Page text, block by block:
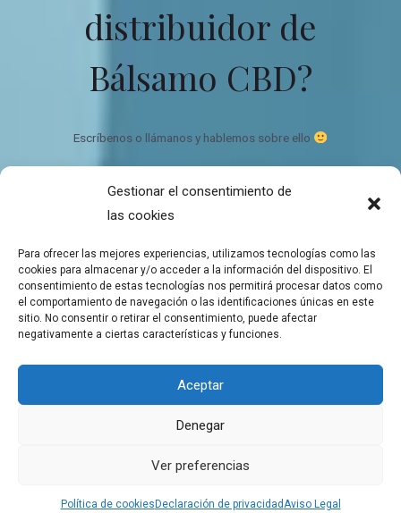
Gestionar el consentimiento de
las cookies
Para ofrecer las mejores experiencias, utilizamos tecnologías como las
cookies para almacenar y/o acceder a la información del dispositivo. El
consentimiento de estas tecnologías nos permitirá procesar datos como
el comportamiento de navegación o las identificaciones únicas en este
sitio. No consentir o retirar el consentimiento, puede afectar
negativamente a ciertas características y funciones.
Aceptar
Denegar
Ver preferencias
Política de cookies Declaración de privacidadAviso Legal
distribuidor de
Bálsamo CBD?
Escríbenos o llámanos y hablemos sobre ello
Bálsamo de CBD Ecológico y orgánico
Quien somos
Mapa del sitio
Balsamos de CBD a domicilio
Aviso Legal
Política de cookies